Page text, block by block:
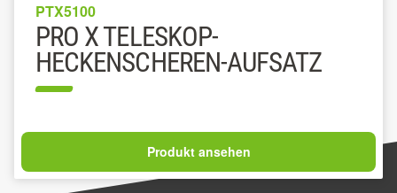
PTX5100
PRO X TELESKOP-
HECKENSCHEREN-AUFSATZ
Produkt ansehen